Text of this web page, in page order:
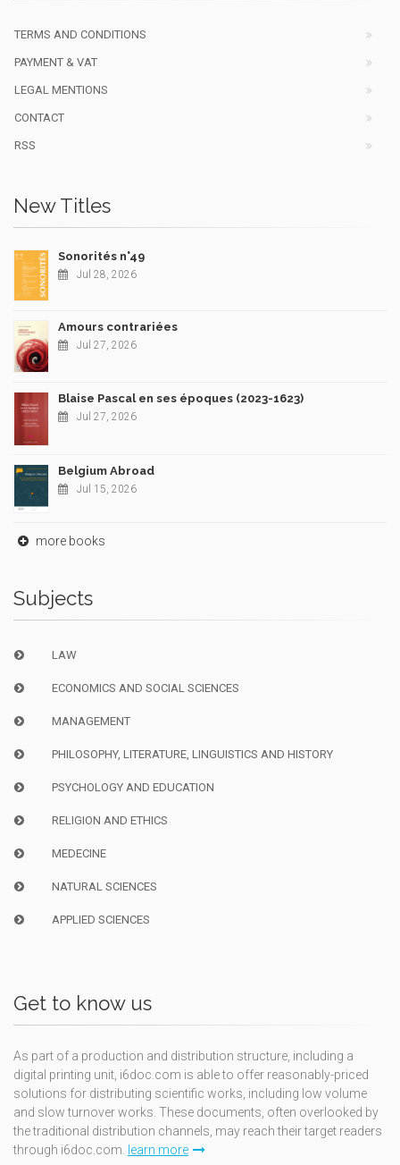
TERMS AND CONDITIONS
PAYMENT & VAT
LEGAL MENTIONS
CONTACT
RSS
New Titles
Sonorités n°49
Jul 28, 2026
Amours contrariées
Jul 27, 2026
Blaise Pascal en ses époques (2023-1623)
Jul 27, 2026
Belgium Abroad
Jul 15, 2026
more books
Subjects
LAW
ECONOMICS AND SOCIAL SCIENCES
MANAGEMENT
PHILOSOPHY, LITERATURE, LINGUISTICS AND HISTORY
PSYCHOLOGY AND EDUCATION
RELIGION AND ETHICS
MEDECINE
NATURAL SCIENCES
APPLIED SCIENCES
Get to know us
As part of a production and distribution structure, including a
digital printing unit, i6doc.com is able to offer reasonably-priced
solutions for distributing scientific works, including low volume
and slow turnover works. These documents, often overlooked by
the traditional distribution channels, may reach their target readers
through i6doc.com. learn more